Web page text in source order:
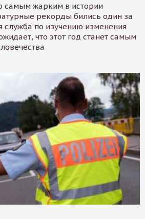
самым жарким в истории
рекорды бились один за
служба по изучению изменения
что этот год станет самым